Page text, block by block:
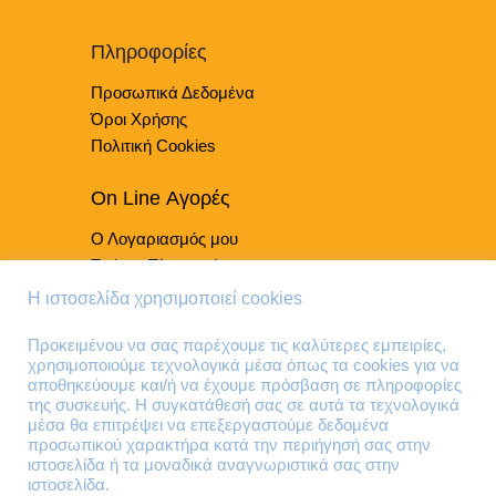
επιλεγούν
σελίδα
του
προϊόντος
Πληροφορίες
Προσωπικά Δεδομένα
Όροι Χρήσης
Πολιτική Cookies
On Line Αγορές
Ο Λογαριασμός μου
Τρόποι Πληρωμής
Τρόποι Παράδοσης
Τηλέφωνα Επικοινωνίας
210 41 13 636
210 41 13 280
Διεύθυνση
Η ιστοσελίδα χρησιμοποιεί cookies
Προκειμένου να σας παρέχουμε τις καλύτερες εμπειρίες,
χρησιμοποιούμε τεχνολογικά μέσα όπως τα cookies για να
αποθηκεύουμε και/ή να έχουμε πρόσβαση σε πληροφορίες
της συσκευής. Η συγκατάθεσή σας σε αυτά τα τεχνολογικά
μέσα θα επιτρέψει να επεξεργαστούμε δεδομένα
προσωπικού χαρακτήρα κατά την περιήγησή σας στην
ιστοσελίδα ή τα μοναδικά αναγνωριστικά σας στην
ιστοσελίδα.